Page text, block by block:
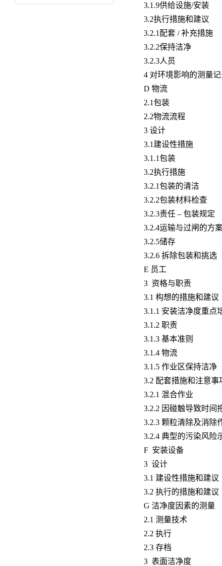
3.1.9供给设施/安装
3.2执行措施和建议
3.2.1配套 / 补充措施
3.2.2保持洁净
3.2.3人员
4 对环境影响的测量
D 物流
2.1包装
2.2物流流程
3 设计
3.1建设性措施
3.1.1包装
3.2执行措施
3.2.1包装的清洁
3.2.2包装材料检查
3.2.3责任 – 包装规定
3.2.4运输与过闸的方
3.2.5储存
3.2.6 拆除包装和挑选
E 员工
3 资格与职责
3.1 构想的措施和建议
3.1.1 安装洁净度重点
3.1.2 职责
3.1.3 基本准则
3.1.4 物流
3.1.5 作业区保持洁净
3.2 配套措施和注意事
3.2.1 混合作业
3.2.2 因碰触导致时间
3.2.3 颗粒清除及消除
3.2.4 典型的污染风险
F 安装设备
3 设计
3.1 建设性措施和建议
3.2 执行的措施和建议
G 洁净度因素的测量
2.1 测量技术
2.2 执行
2.3 存档
3 表面洁净度